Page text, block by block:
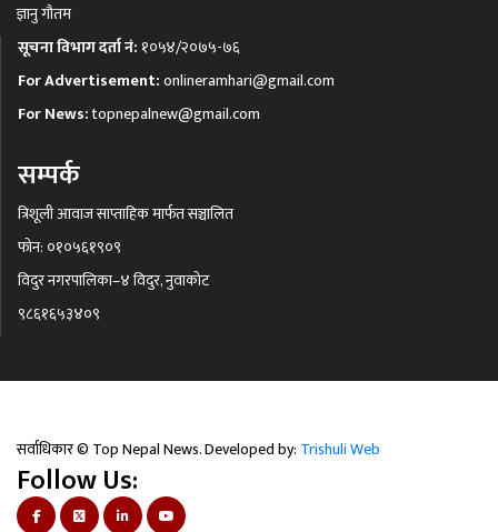
ज्ञानु गौतम
सूचना विभाग दर्ता नं: १०५४/२०७५-७६
For Advertisement:onlineramhari@gmail.com
For News:topnepalnew@gmail.com
सम्पर्क
त्रिशूली आवाज साप्ताहिक मार्फत सञ्चालित
फोन: ०१०५६१९०९
विदुर नगरपालिका–४ विदुर, नुवाकोट
९८६१६५३४०९
सर्वाधिकार © Top Nepal News. Developed by: Trishuli Web
Follow Us: